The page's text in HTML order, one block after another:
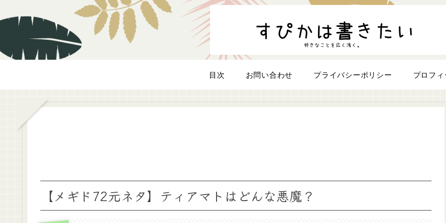
目次 お問い合わせ プライバシーポリシー プロフ
【メギド72元ネタ】ティアマトはどんな悪魔？